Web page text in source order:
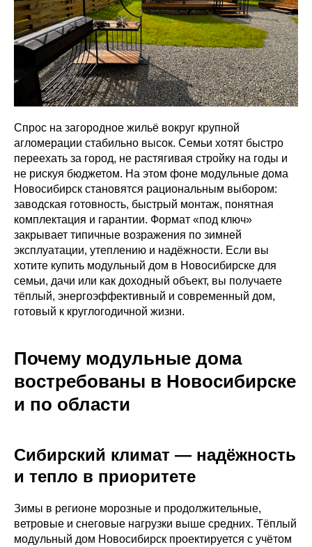
Спрос на загородное жильё вокруг крупной
агломерации стабильно высок. Семьи хотят быстро
переехать за город, не растягивая стройку на годы и
не рискуя бюджетом. На этом фоне модульные дома
Новосибирск становятся рациональным выбором:
заводская готовность, быстрый монтаж, понятная
комплектация и гарантии. Формат «под ключ»
закрывает типичные возражения по зимней
эксплуатации, утеплению и надёжности. Если вы
хотите купить модульный дом в Новосибирске для
семьи, дачи или как доходный объект, вы получаете
тёплый, энергоэффективный и современный дом,
готовый к круглогодичной жизни.
Почему модульные дома
востребованы в Новосибирске
и по области
Сибирский климат — надёжность
и тепло в приоритете
Зимы в регионе морозные и продолжительные,
ветровые и снеговые нагрузки выше средних. Тёплый
модульный дом Новосибирск проектируется с учётом